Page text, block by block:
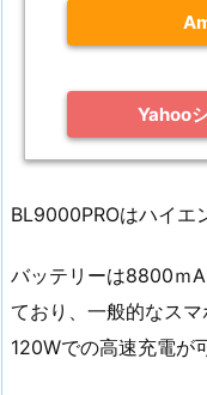
Yahoo
BL9000PROはハイエ
バッテリーは8800ｍ
ており、一般的なス
120Wでの高速充電が